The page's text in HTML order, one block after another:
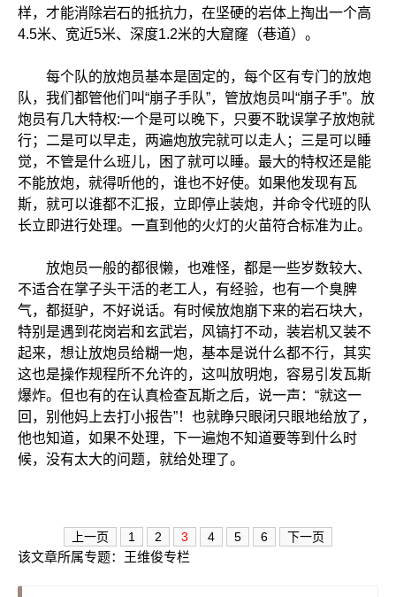
样，才能消除岩石的抵抗力，在坚硬的岩体上掏出一个高
4.5米、宽近5米、深度1.2米的大窟窿（巷道）。
每个队的放炮员基本是固定的，每个区有专门的放炮
队，我们都管他们叫“崩子手队”，管放炮员叫“崩子手”。放
炮员有几大特权:一个是可以晚下，只要不耽误掌子放炮就
行；二是可以早走，两遍炮放完就可以走人；三是可以睡
觉，不管是什么班儿，困了就可以睡。最大的特权还是能
不能放炮，就得听他的，谁也不好使。如果他发现有瓦
斯，就可以谁都不汇报，立即停止装炮，并命令代班的队
长立即进行处理。一直到他的火灯的火苗符合标准为止。
放炮员一般的都很懒，也难怪，都是一些岁数较大、
不适合在掌子头干活的老工人，有经验，也有一个臭脾
气，都挺驴，不好说话。有时候放炮崩下来的岩石块大，
特别是遇到花岗岩和玄武岩，风镐打不动，装岩机又装不
起来，想让放炮员给糊一炮，基本是说什么都不行，其实
这也是操作规程所不允许的，这叫放明炮，容易引发瓦斯
爆炸。但也有的在认真检查瓦斯之后，说一声：“就这一
回，别他妈上去打小报告”！也就睁只眼闭只眼地给放了，
他也知道，如果不处理，下一遍炮不知道要等到什么时
候，没有太大的问题，就给处理了。
上一页 1 2 3 4 5 6 下一页
该文章所属专题： 王维俊专栏